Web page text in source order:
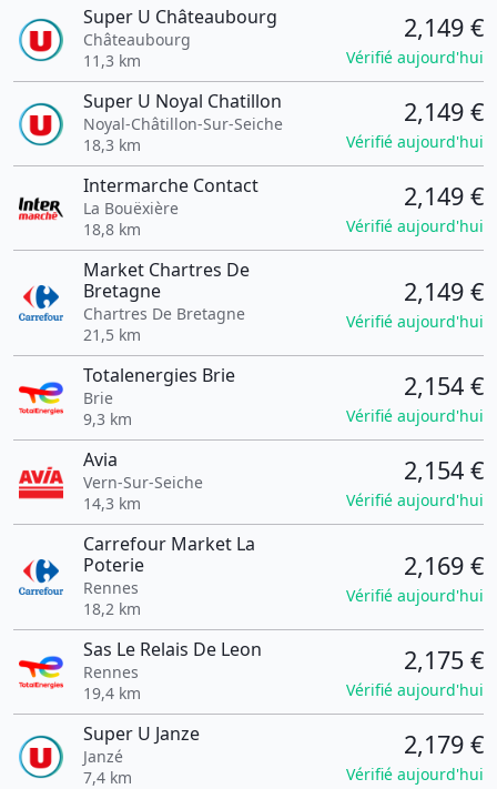
Super U Châteaubourg
Châteaubourg
11,3 km
2,149 €
Vérifié aujourd'hui
Super U Noyal Chatillon
Noyal-Châtillon-Sur-Seiche
18,3 km
2,149 €
Vérifié aujourd'hui
Intermarche Contact
La Bouëxière
18,8 km
2,149 €
Vérifié aujourd'hui
Market Chartres De
Bretagne
Chartres De Bretagne
21,5 km
2,149 €
Vérifié aujourd'hui
Totalenergies Brie
Brie
9,3 km
2,154 €
Vérifié aujourd'hui
Avia
Vern-Sur-Seiche
14,3 km
2,154 €
Vérifié aujourd'hui
Carrefour Market La
Poterie
Rennes
18,2 km
2,169 €
Vérifié aujourd'hui
Sas Le Relais De Leon
Rennes
19,4 km
2,175 €
Vérifié aujourd'hui
Super U Janze
Janzé
7,4 km
2,179 €
Vérifié aujourd'hui